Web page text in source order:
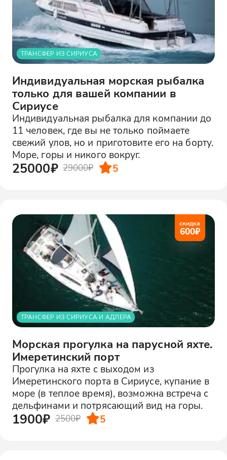
ТРАНСФЕР ИЗ СИРИУСА
Индивидуальная морская рыбалка
только для вашей компании в
Сириусе
Индивидуальная рыбалка для компании до
11 человек, где вы не только поймаете
свежий улов, но и приготовите его на борту.
Море, горы и никого вокруг.
25000₽ 29000₽ 5
скидка
600₽
ТРАНСФЕР ИЗ СИРИУСА И АДЛЕРА
Морская прогулка на парусной яхте.
Имеретинский порт
Прогулка на яхте с выходом из
Имеретинского порта в Сириусе, купание в
море (в теплое время), возможна встреча с
дельфинами и потрясающий вид на горы.
1900₽ 2500₽ 5